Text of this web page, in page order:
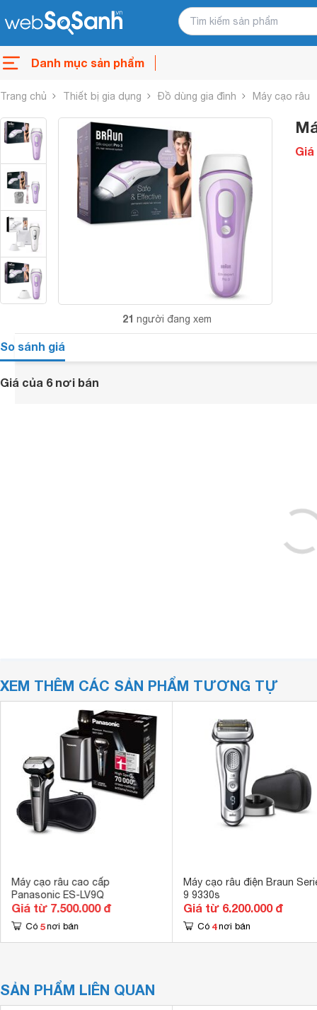
Danh mục sản phẩm
Trang chủ Thiết bị gia dụng Đồ dùng gia đình Máy cạo râu
21 người đang xem
Giá
So sánh giá
Giá của 6 nơi bán
XEM THÊM CÁC SẢN PHẨM TƯƠNG TỰ
Máy cạo râu cao cấp
Panasonic ES-LV9Q
Giá từ 7.500.000 đ
Có 5 nơi bán
Máy cạo râu điện Braun
9 9330s
Giá từ 6.200.000 đ
Có 4 nơi bán
SẢN PHẨM LIÊN QUAN